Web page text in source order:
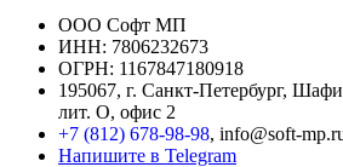
ООО Софт МП
ИНН: 7806232673
ОГРН: 1167847180918
195067, г. Санкт-Петербург,
лит. О, офис 2
+7 (812) 678-98-98, info@soft-
Напишите в Telegram